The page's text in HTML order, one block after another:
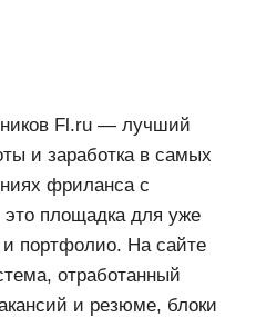
Fl.ru — лучший
и заработка в самых
фриланса с
это площадка для уже
портфолио. На сайте
отработанный
и резюме, блоки